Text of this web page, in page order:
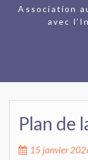
Association
avec
Plan de
15 janvier